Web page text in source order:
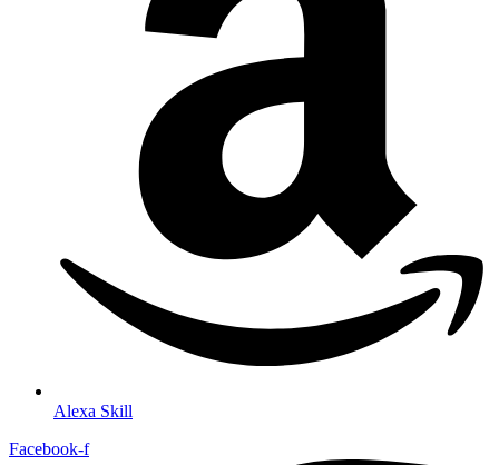
Alexa Skill
Facebook-f